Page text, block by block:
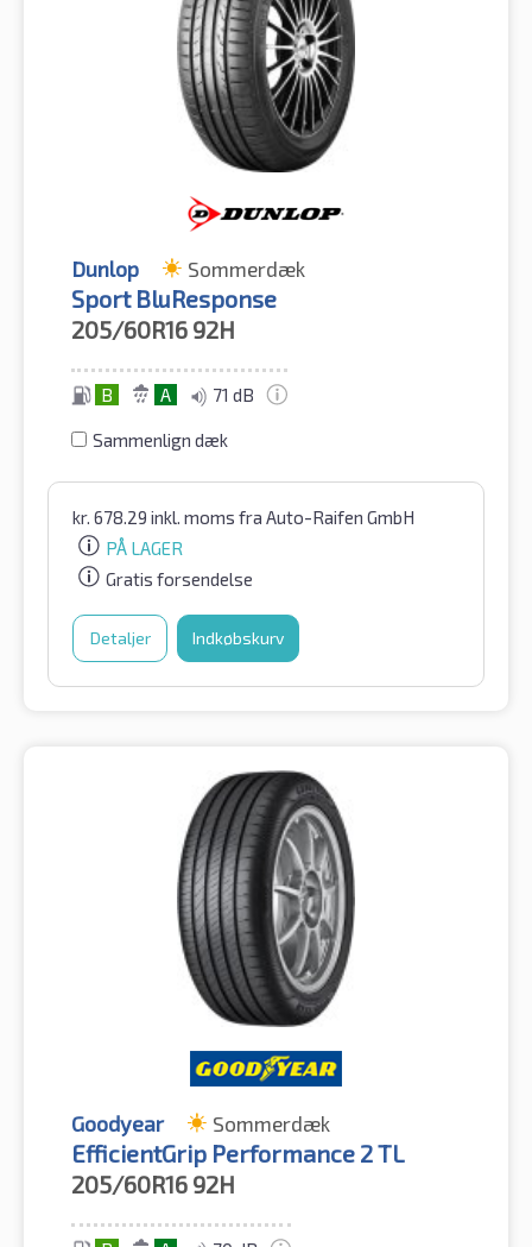
Dunlop Sommerdæk
Sport BluResponse
205/60R16 92H
B A 71 dB
Sammenlign dæk
kr. 678.29 inkl. moms fra Auto-Raifen GmbH
PÅ LAGER
Gratis forsendelse
Detaljer Indkøbskurv
Goodyear Sommerdæk
EfficientGrip Performance 2 TL
205/60R16 92H